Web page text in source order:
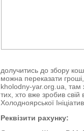
долучитись до збору
можна переказати
kholodny-yar.org.ua, там
тих, хто вже зробив
Холодноярської
Реквізити рахунку: